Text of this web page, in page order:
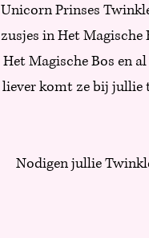
Unicorn Prinses
zusjes in Het Magische
Het Magische Bos en
liever komt ze bij jullie
Nodigen jullie